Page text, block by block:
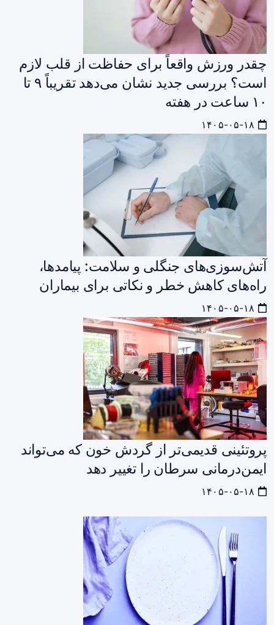
چقدر ورزش واقعاً برای حفاظت از قلب لازم
است؟ بررسی جدید نشان می‌دهد تقریباً ۹ تا
۱۰ ساعت در هفته
آتش‌سوزی‌های جنگلی و سلامت: پیامدها،
راه‌های کاهش خطر و نکاتی برای بیماران
پروتئینی قدیمی‌تر از گردش خون که می‌تواند
ایمن‌درمانی سرطان را تغییر دهد